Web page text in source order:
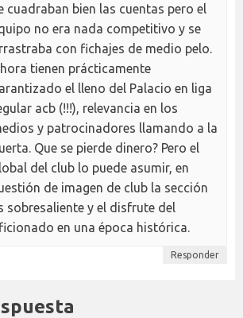
cuadraban bien las cuentas pero el
no era nada competitivo y se
con fichajes de medio pelo.
tienen prácticamente
el lleno del Palacio en liga
acb (!!!), relevancia en los
y patrocinadores llamando a la
Que se pierde dinero? Pero el
del club lo puede asumir, en
de imagen de club la sección
sobresaliente y el disfrute del
en una época histórica.
Responder